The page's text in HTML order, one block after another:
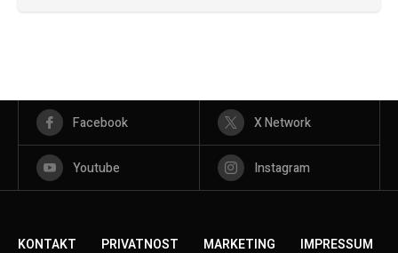
Facebook X Network
Youtube Instagram
KONTAKT PRIVATNOST MARKETING IMPRESSUM